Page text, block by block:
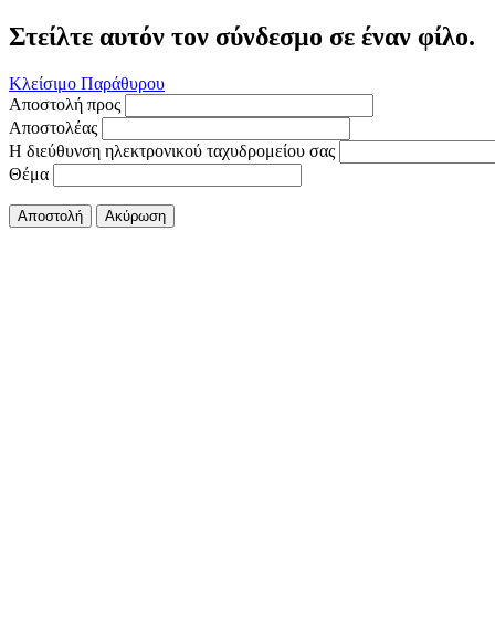
Στείλτε αυτόν τον σύνδεσμο σε έναν φίλο.
Κλείσιμο Παράθυρου
Αποστολή προς
Αποστολέας
Η διεύθυνση ηλεκτρονικού ταχυδρομείου σας
Θέμα
Αποστολή Ακύρωση